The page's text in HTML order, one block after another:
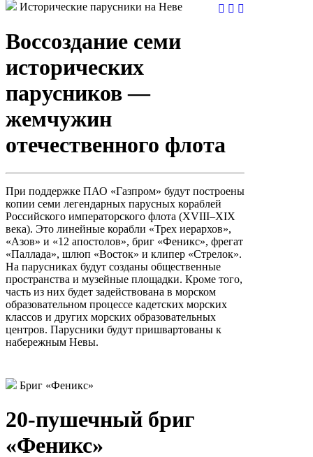
Исторические парусники на Неве
Воссоздание семи
исторических
парусников —
жемчужин
отечественного флота
При поддержке ПАО «Газпром» будут построены
копии семи легендарных парусных кораблей
Российского императорского флота (XVIII–XIX
века). Это линейные корабли «Трех иерархов»,
«Азов» и «12 апостолов», бриг «Феникс», фрегат
«Паллада», шлюп «Восток» и клипер «Стрелок».
На парусниках будут созданы общественные
пространства и музейные площадки. Кроме того,
часть из них будет задействована в морском
образовательном процессе кадетских морских
классов и других морских образовательных
центров. Парусники будут пришвартованы к
набережным Невы.
Бриг «Феникс»
20-пушечный бриг
«Феникс»